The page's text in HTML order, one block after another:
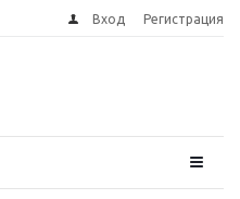
Вход Регистрация